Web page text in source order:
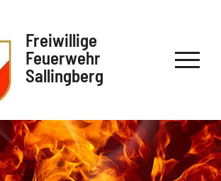
Freiwillige
Feuerwehr
Sallingberg